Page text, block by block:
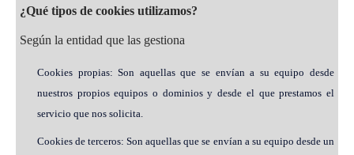
¿Qué tipos de cookies utilizamos?
Según la entidad que las gestiona
Cookies propias: Son aquellas que se envían a su equipo desde
nuestros propios equipos o dominios y desde el que prestamos el
servicio que nos solicita.
Cookies de terceros: Son aquellas que se envían a su equipo desde un